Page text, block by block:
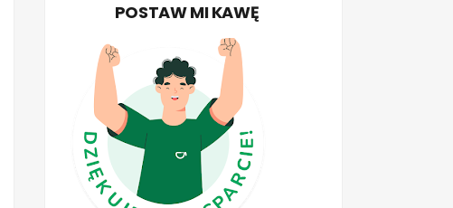
POSTAW MI KAWĘ